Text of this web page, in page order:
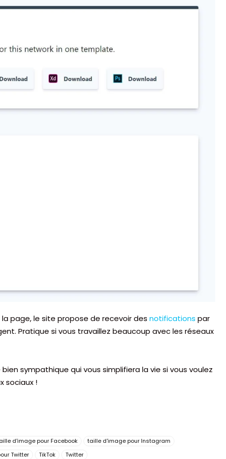
page, le site propose de recevoir des notifications par
Pratique si vous travaillez beaucoup avec les réseaux
sympathique qui vous simplifiera la vie si vous voulez
sociaux !
d'image pour Facebook
taille d'image pour Instagram
Twitter TikTok Twitter